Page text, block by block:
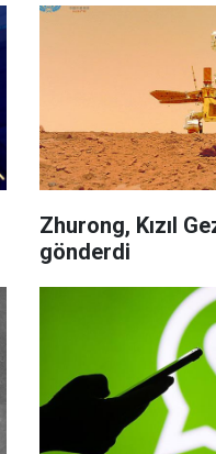
Zhurong, Kızıl
gönderdi